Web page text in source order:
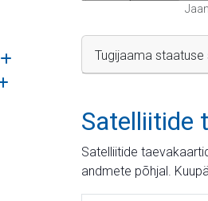
Ava alammenüü
alammenüü
Tugijaama staatuse
Satelliitide
Satelliitide
andmete põhjal.